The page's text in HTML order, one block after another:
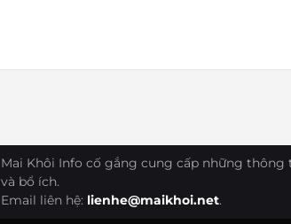
Mai Khôi Info cố gắng cung cấp những thông
và bổ ích.
Email liên hệ: lienhe@maikhoi.net.